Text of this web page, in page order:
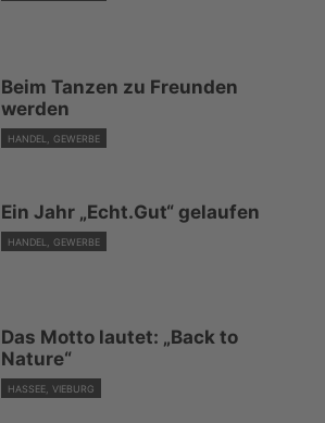
Beim Tanzen zu Freunden
werden
HANDEL, GEWERBE
Ein Jahr „Echt.Gut“ gelaufen
HANDEL, GEWERBE
Das Motto lautet: „Back to
Nature“
HASSEE, VIEBURG